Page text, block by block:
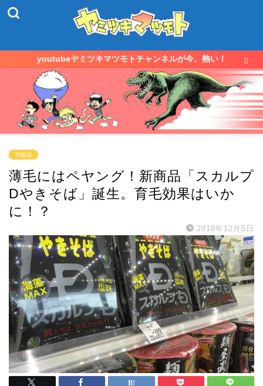
youtubeヤミツキマツモトチャンネルが今、熱い！
市販品
薄毛にはペヤング！新商品「スカルプ
Dやきそば」誕生。育毛効果はいか
に！？
2018年12月5日